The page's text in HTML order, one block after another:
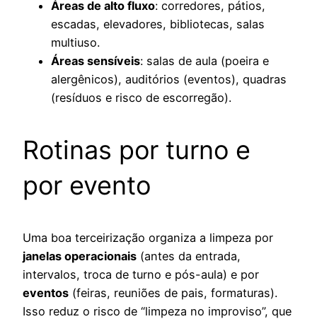
Áreas de alto fluxo: corredores, pátios,
escadas, elevadores, bibliotecas, salas
multiuso.
Áreas sensíveis: salas de aula (poeira e
alergênicos), auditórios (eventos), quadras
(resíduos e risco de escorregão).
Rotinas por turno e
por evento
Uma boa terceirização organiza a limpeza por
janelas operacionais (antes da entrada,
intervalos, troca de turno e pós-aula) e por
eventos (feiras, reuniões de pais, formaturas).
Isso reduz o risco de “limpeza no improviso”, que